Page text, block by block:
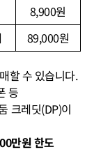
8,900원
89,000원
할 수 있습니다.
등
크레딧(DP)이
만원 한도